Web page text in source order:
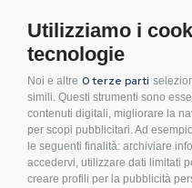
Utilizziamo i
tecnologie
Noi e altre 0 terze parti
simili. Questi strumenti sono
contenuti digitali, migliorare la
per scopi pubblicitari. Ad
le seguenti finalità: archiviare
accedervi, utilizzare dati limitati
creare profili per la pubblicità
Hai bisogno di
+39 045.8270111
Invia la tua richiesta via
info@spinelli-inox.it